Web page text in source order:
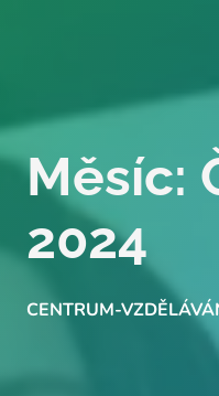
Měsíc:
2024
CENTRUM-